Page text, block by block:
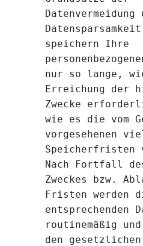
Datenvermeidung
speichern Ihre
nur so lange,
Erreichung der
Zwecke
wie es die vom
vorgesehenen
Speicherfristen
Nach Fortfall
Zweckes bzw.
Fristen werden
entsprechenden
routinemäßig
den